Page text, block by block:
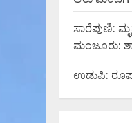
ಸಾರೆಪುಣಿ:
ಮಂಜೂರು:
ಉಡುಪಿ: